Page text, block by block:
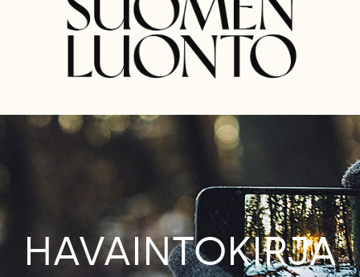
HAVAINTOKIRJA